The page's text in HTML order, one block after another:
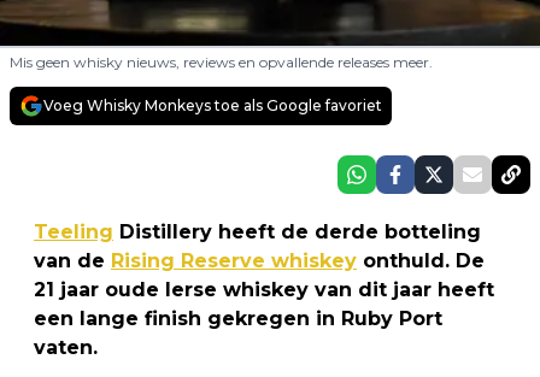
Mis geen whisky nieuws, reviews en opvallende releases meer.
Voeg Whisky Monkeys toe als Google favoriet
Teeling Distillery heeft de derde botteling
van de Rising Reserve whiskey onthuld. De
21 jaar oude Ierse whiskey van dit jaar heeft
een lange finish gekregen in Ruby Port
vaten.